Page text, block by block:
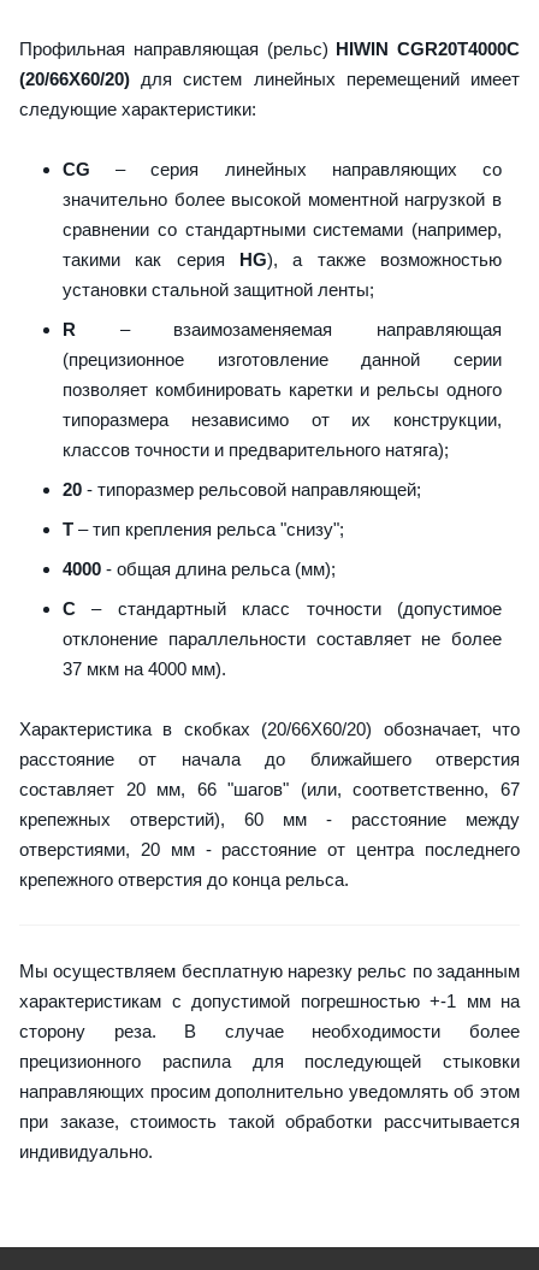
Профильная направляющая (рельс) HIWIN CGR20T4000C
(20/66X60/20) для систем линейных перемещений имеет
следующие характеристики:
CG – серия линейных направляющих со
значительно более высокой моментной нагрузкой в
сравнении со стандартными системами (например,
такими как серия HG), а также возможностью
установки стальной защитной ленты;
R – взаимозаменяемая направляющая
(прецизионное изготовление данной серии
позволяет комбинировать каретки и рельсы одного
типоразмера независимо от их конструкции,
классов точности и предварительного натяга);
20 - типоразмер рельсовой направляющей;
T – тип крепления рельса "снизу";
4000 - общая длина рельса (мм);
C – стандартный класс точности (допустимое
отклонение параллельности составляет не более
37 мкм на 4000 мм).
Характеристика в скобках (20/66X60/20) обозначает, что
расстояние от начала до ближайшего отверстия
составляет 20 мм, 66 "шагов" (или, соответственно, 67
крепежных отверстий), 60 мм - расстояние между
отверстиями, 20 мм - расстояние от центра последнего
крепежного отверстия до конца рельса.
Мы осуществляем бесплатную нарезку рельс по заданным
характеристикам с допустимой погрешностью +-1 мм на
сторону реза. В случае необходимости более
прецизионного распила для последующей стыковки
направляющих просим дополнительно уведомлять об этом
при заказе, стоимость такой обработки рассчитывается
индивидуально.